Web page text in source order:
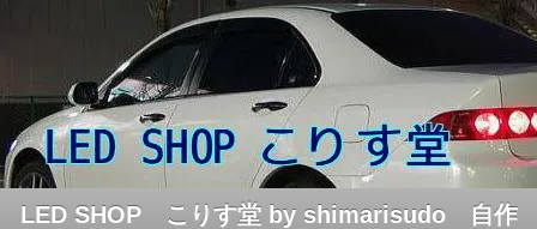
LED SHOP こりす堂 by shimarisudo 自作